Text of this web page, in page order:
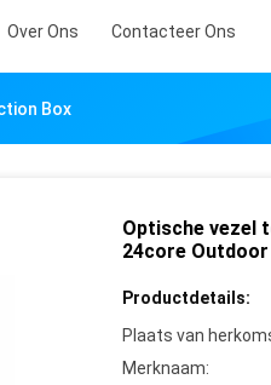
Over Ons Contacteer Ons
Box
Optische vezel
24core
Productdetails:
Plaats van
Merknaam: